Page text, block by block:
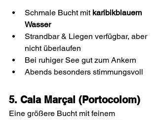
Schmale Bucht mit karibikblauem
Wasser
Strandbar & Liegen verfügbar, aber
nicht überlaufen
Bei ruhiger See gut zum Ankern
Abends besonders stimmungsvoll
5. Cala Marçal (Portocolom)
Eine größere Bucht mit feinem